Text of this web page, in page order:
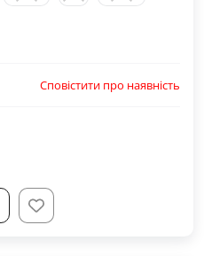
Сповістити про наявність